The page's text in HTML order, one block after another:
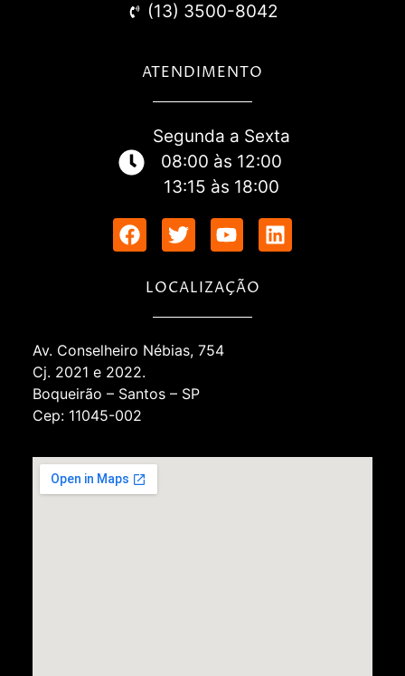
(13) 3500-8042
ATENDIMENTO
Segunda a Sexta
08:00 às 12:00
13:15 às 18:00
LOCALIZAÇÃO
Av. Conselheiro Nébias, 754
Cj. 2021 e 2022.
Boqueirão – Santos – SP
Cep: 11045-002